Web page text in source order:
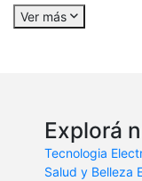
Ver más
Explorá
Tecnologia
Salud y Belleza